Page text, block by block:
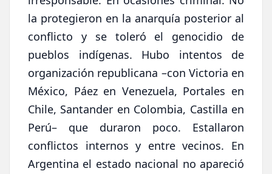
la protegieron en la anarquía posterior al
conflicto y se toleró el genocidio de
pueblos indígenas. Hubo intentos de
organización republicana –con Victoria en
México, Páez en Venezuela, Portales en
Chile, Santander en Colombia, Castilla en
Perú– que duraron poco. Estallaron
conflictos internos y entre vecinos. En
Argentina el estado nacional no apareció